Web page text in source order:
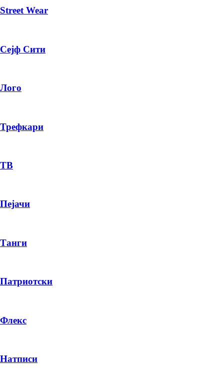
Street Wear
Сејф Сити
Лого
Трефкари
ТВ
Пејачи
Танги
Патриотски
Флекс
Натписи